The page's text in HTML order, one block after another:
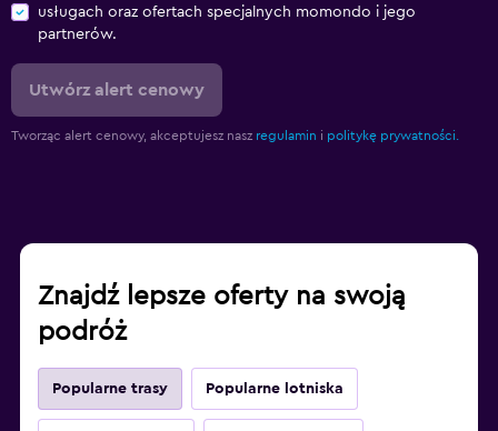
usługach oraz ofertach specjalnych momondo i jego
partnerów.
Utwórz alert cenowy
Tworząc alert cenowy, akceptujesz nasz regulamin i politykę prywatności.
Znajdź lepsze oferty na swoją
podróż
Popularne trasy Popularne lotniska